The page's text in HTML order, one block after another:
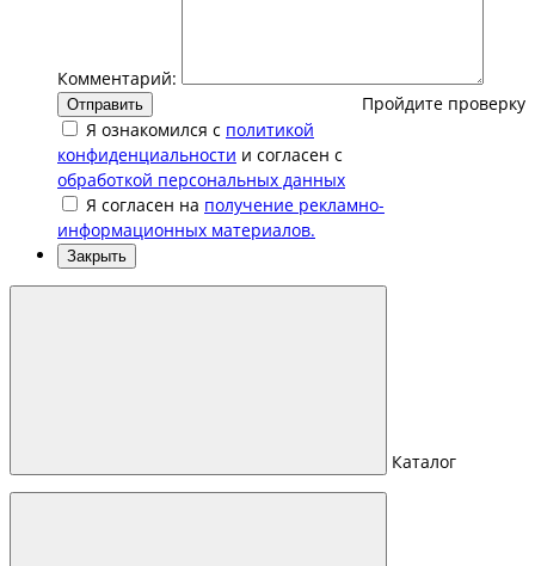
Комментарий:
Пройдите проверку
Отправить
Я ознакомился с политикой
конфиденциальности и согласен с
обработкой персональных данных
Я согласен на получение рекламно-
информационных материалов.
Закрыть
Каталог